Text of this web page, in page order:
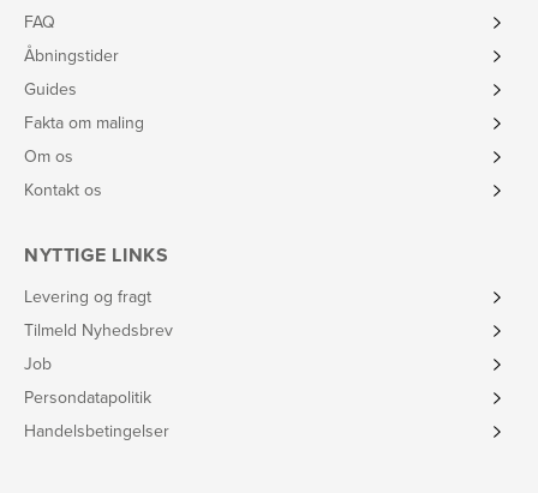
FAQ
Åbningstider
Guides
Fakta om maling
Om os
Kontakt os
NYTTIGE LINKS
Levering og fragt
Tilmeld Nyhedsbrev
Job
Persondatapolitik
Handelsbetingelser